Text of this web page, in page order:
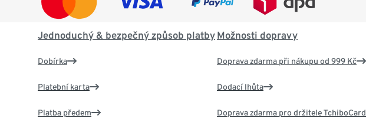
Jednoduchý & bezpečný způsob platby
Dobírka
Platební karta
Platba předem
Možnosti dopravy
Doprava zdarma při nákupu od 999 Kč
Dodací lhůta
Doprava zdarma pro držitele TchiboCard